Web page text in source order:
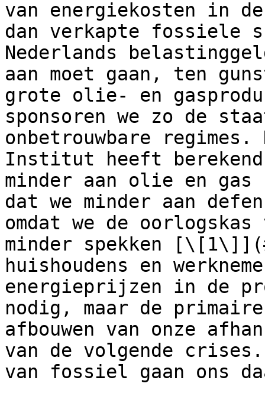
van energiekosten in
dan verkapte fossiele
Nederlands
aan moet gaan, ten
grote olie- en
sponsoren we zo de
onbetrouwbare
Institut heeft
minder aan olie en
dat we minder aan
omdat we de
minder spekken
huishoudens en
energieprijzen in de
nodig, maar de
afbouwen van onze
van de volgende
van fossiel gaan ons